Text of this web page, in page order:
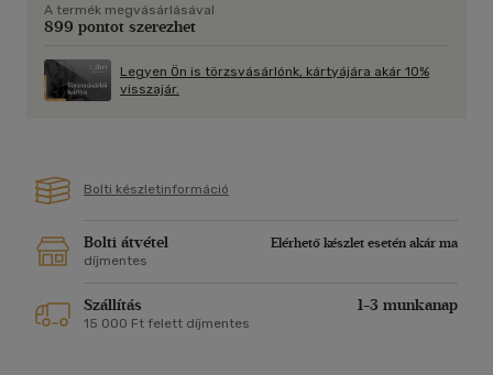
A termék megvásárlásával
899 pontot szerezhet
Legyen Ön is törzsvásárlónk, kártyájára akár 10%
visszajár.
Bolti készletinformáció
Bolti átvétel
Elérhető készlet esetén akár ma
díjmentes
Szállítás 1-3 munkanap
15 000 Ft felett díjmentes